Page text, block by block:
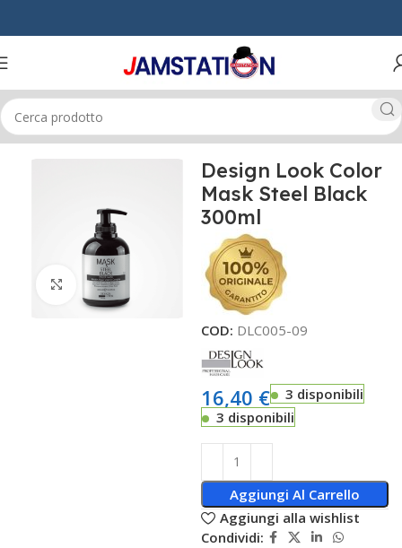
Home CAPELLI COLORANTI & RIFLESSANTI
Click to enlarge
Design Look Color
Mask Steel Black
300ml
COD: DLC005-09
16,40 €
3 disponibili
3 disponibili
Aggiungi Al Carrello
Aggiungi alla wishlist
Condividi: